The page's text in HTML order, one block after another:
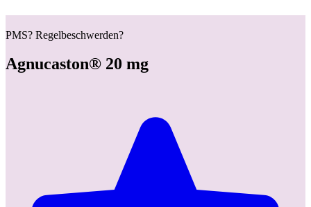
PMS? Regelbeschwerden?
Agnucaston® 20 mg